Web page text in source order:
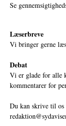
Se
Læserbreve
Vi bringer gerne
Debat
Vi er glade for alle
kommentarer for
Du kan skrive til os